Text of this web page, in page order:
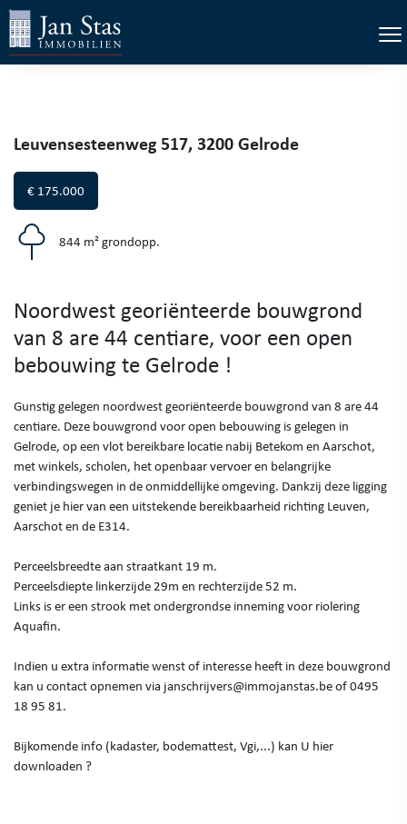
×
Leuvensesteenweg 517, 3200 Gelrode
€ 175.000
844 m² grondopp.
Noordwest georiënteerde bouwgrond
van 8 are 44 centiare, voor een open
bebouwing te Gelrode !
Gunstig gelegen noordwest georiënteerde bouwgrond van 8 are 44
centiare. Deze bouwgrond voor open bebouwing is gelegen in
Gelrode, op een vlot bereikbare locatie nabij Betekom en Aarschot,
met winkels, scholen, het openbaar vervoer en belangrijke
verbindingswegen in de onmiddellijke omgeving. Dankzij deze ligging
geniet je hier van een uitstekende bereikbaarheid richting Leuven,
Aarschot en de E314.
Perceelsbreedte aan straatkant 19 m.
Perceelsdiepte linkerzijde 29m en rechterzijde 52 m.
Links is er een strook met ondergrondse inneming voor riolering
Aquafin.
Indien u extra informatie wenst of interesse heeft in deze bouwgrond
kan u contact opnemen via janschrijvers@immojanstas.be of 0495
18 95 81.
Bijkomende info (kadaster, bodemattest, Vgi,...) kan U hier
downloaden ?